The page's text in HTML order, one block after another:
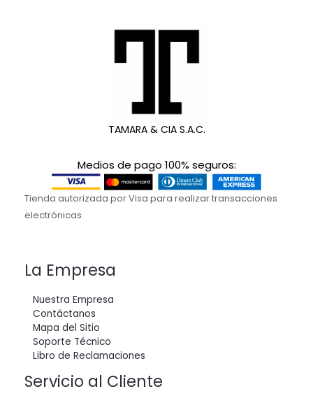
TAMARA & CIA S.A.C.
Medios de pago 100% seguros:
Tienda autorizada por Visa para realizar transacciones
electrónicas.
La Empresa
Nuestra Empresa
Contáctanos
Mapa del Sitio
Soporte Técnico
Libro de Reclamaciones
Servicio al Cliente